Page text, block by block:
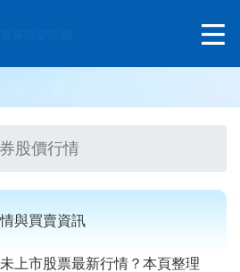
股價行情
與買賣資訊
上市股票最新行情？本頁整理